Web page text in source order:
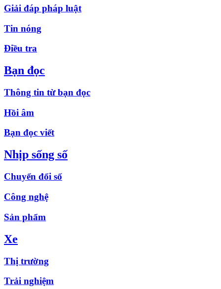
Giải đáp pháp luật
Tin nóng
Điều tra
Bạn đọc
Thông tin từ bạn đọc
Hồi âm
Bạn đọc viết
Nhịp sống số
Chuyển đổi số
Công nghệ
Sản phẩm
Xe
Thị trường
Trải nghiệm